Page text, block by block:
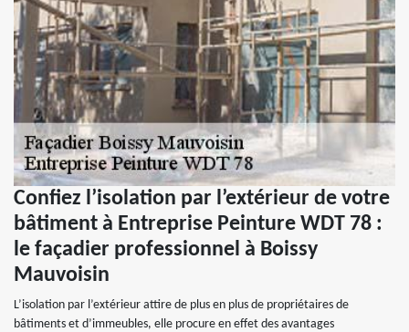
Confiez l’isolation par l’extérieur de votre
bâtiment à Entreprise Peinture WDT 78 :
le façadier professionnel à Boissy
Mauvoisin
L’isolation par l’extérieur attire de plus en plus de propriétaires de
bâtiments et d’immeubles, elle procure en effet des avantages